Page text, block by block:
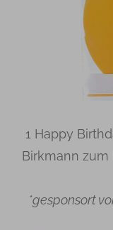
1 Happy
Birkmann
*gesponsort